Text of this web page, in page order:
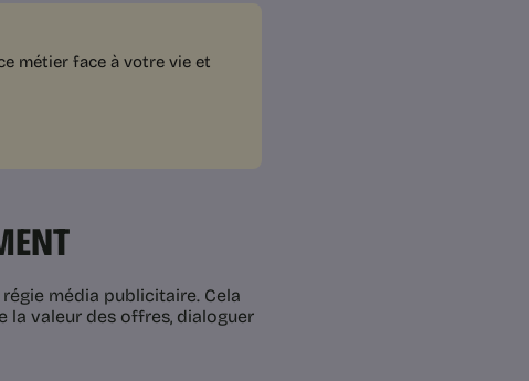
métier face à votre vie et
média publicitaire. Cela
la valeur des offres, dialoguer